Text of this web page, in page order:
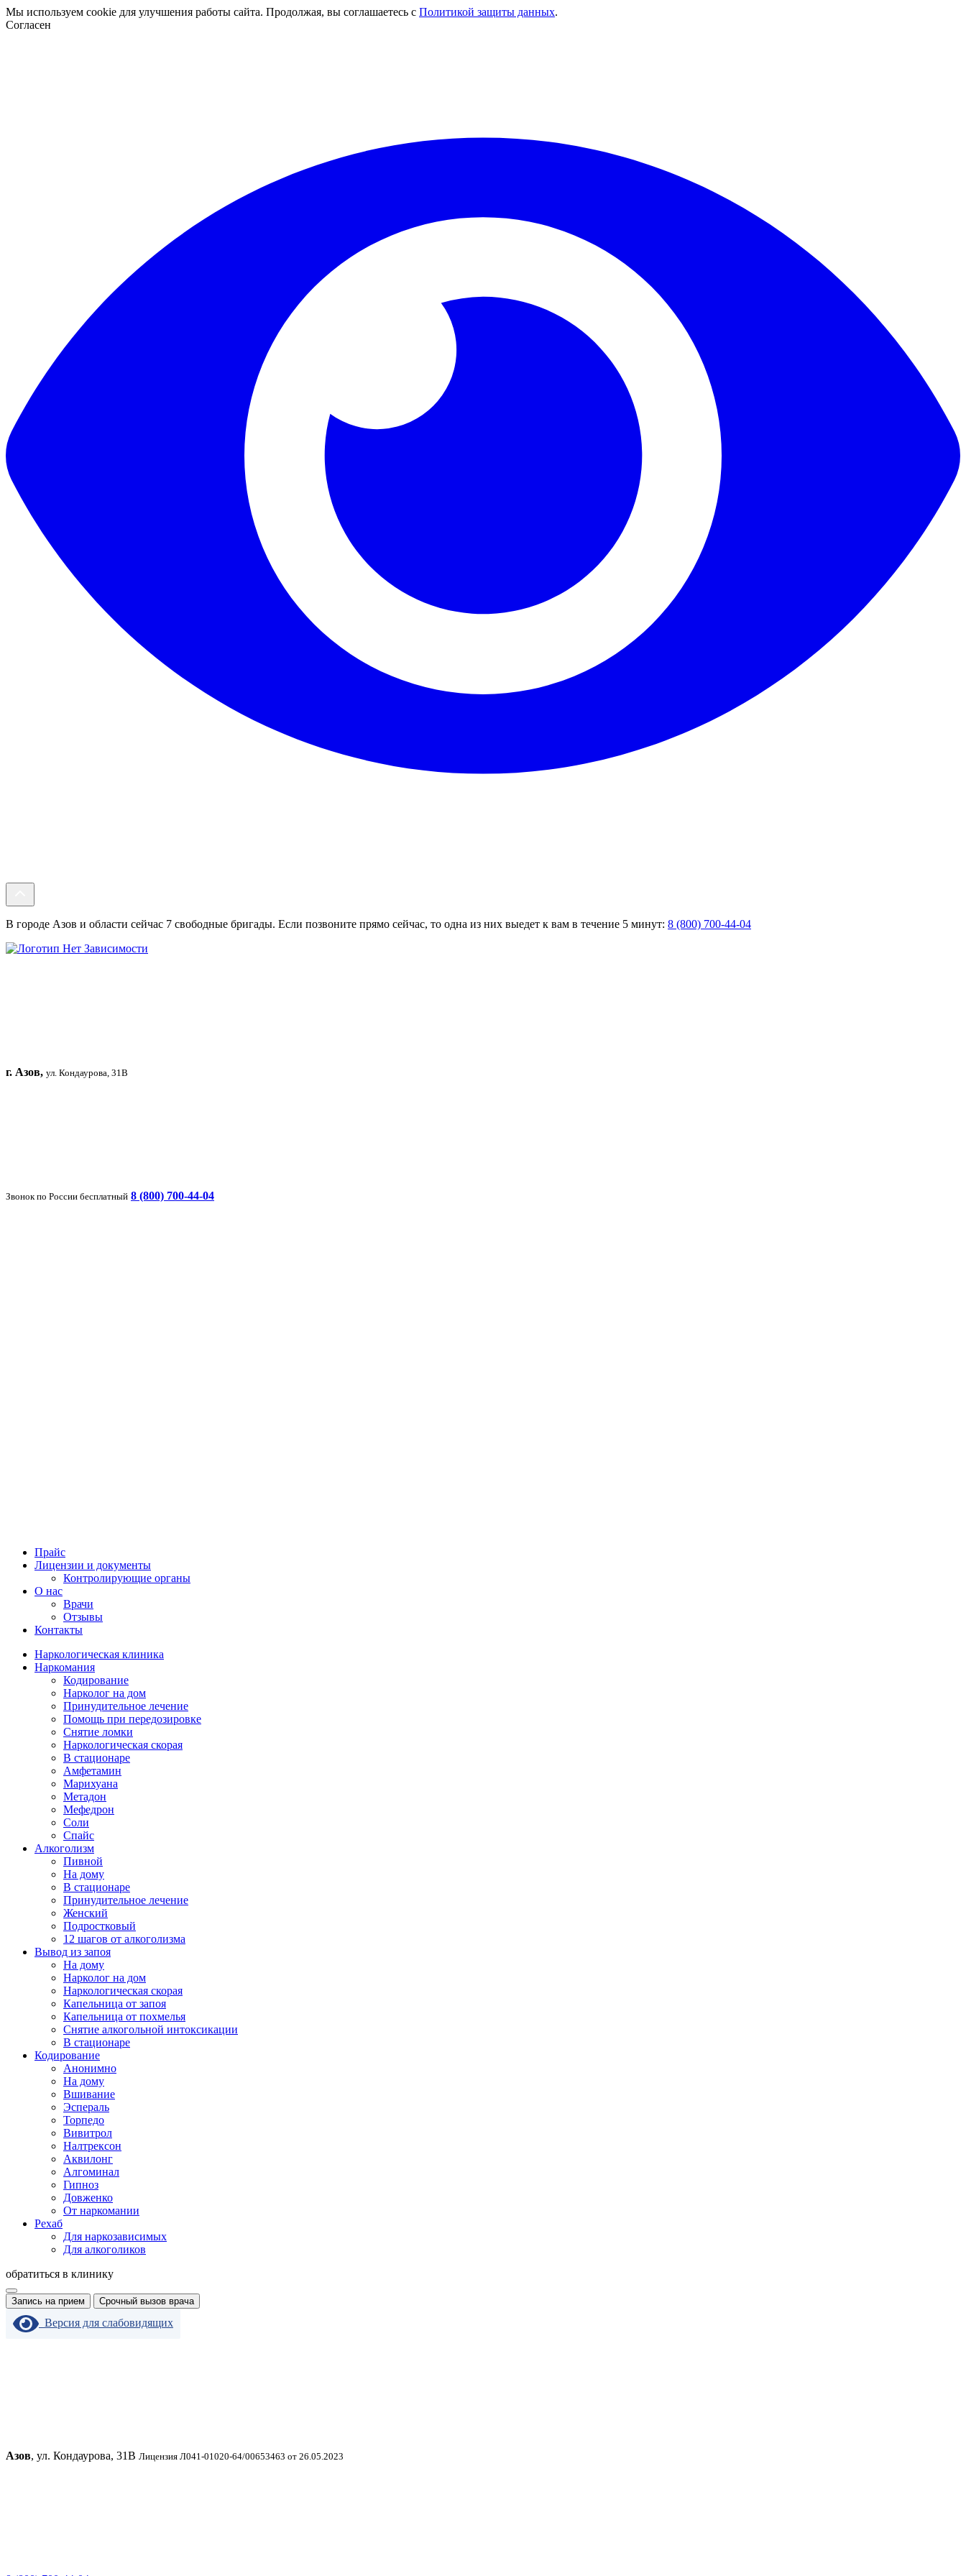
Мы используем cookie для улучшения работы сайта. Продолжая, вы соглашаетесь с Политикой защиты данных.
Согласен
В городе Азов и области сейчас 7 свободные бригады. Если позвоните прямо сейчас, то одна из них выедет к вам в течение 5 минут: 8 (800) 700-44-04
г. Азов, ул. Кондаурова, 31В
Звонок по России бесплатный 8 (800) 700-44-04
Прайс
Лицензии и документы
Контролирующие органы
О нас
Врачи
Отзывы
Контакты
Наркологическая клиника
Наркомания
Кодирование
Нарколог на дом
Принудительное лечение
Помощь при передозировке
Снятие ломки
Наркологическая скорая
В стационаре
Амфетамин
Марихуана
Метадон
Мефедрон
Соли
Спайс
Алкоголизм
Пивной
На дому
В стационаре
Принудительное лечение
Женский
Подростковый
12 шагов от алкоголизма
Вывод из запоя
На дому
Нарколог на дом
Наркологическая скорая
Капельница от запоя
Капельница от похмелья
Снятие алкогольной интоксикации
В стационаре
Кодирование
Анонимно
На дому
Вшивание
Эспераль
Торпедо
Вивитрол
Налтрексон
Аквилонг
Алгоминал
Гипноз
Довженко
От наркомании
Рехаб
Для наркозависимых
Для алкоголиков
обратиться в клинику
Запись на прием Срочный вызов врача
Версия для слабовидящих
Азов, ул. Кондаурова, 31В Лицензия Л041-01020-64/00653463 от 26.05.2023